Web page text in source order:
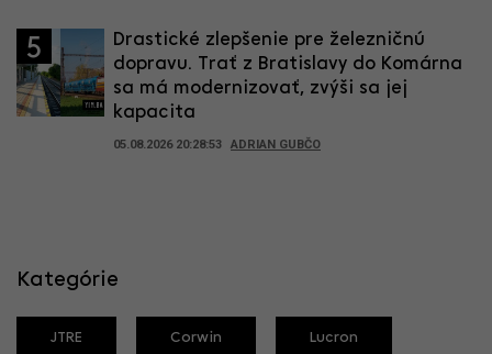
5
Drastické zlepšenie pre železničnú
dopravu. Trať z Bratislavy do Komárna
sa má modernizovať, zvýši sa jej
kapacita
05.08.2026 20:28:53 ADRIAN GUBČO
Kategórie
JTRE Corwin Lucron